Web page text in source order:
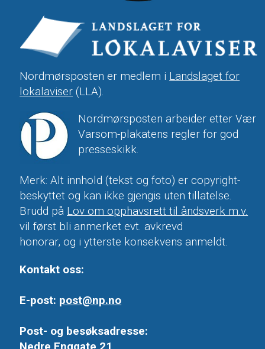
Nordmørsposten er medlem i Landslaget for
lokalaviser (LLA).
Nordmørsposten arbeider etter Vær
Varsom-plakatens regler for god
presseskikk.
Merk: Alt innhold (tekst og foto) er copyright-
beskyttet og kan ikke gjengis uten tillatelse.
Brudd på Lov om opphavsrett til åndsverk m.v.
vil først bli anmerket evt. avkrevd
honorar, og i ytterste konsekvens anmeldt.
Kontakt oss:
E-post: post@np.no
Post- og besøksadresse: